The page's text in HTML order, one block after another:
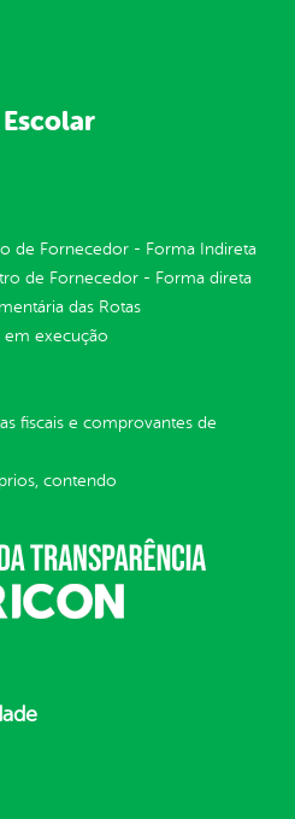
de Fornecedor - Forma Indireta
de Fornecedor - Forma direta
das Rotas
em execução
fiscais e comprovantes de
contendo